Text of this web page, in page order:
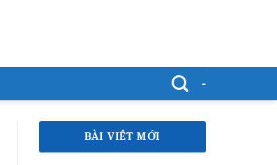
-
BÀI VIẾT MỚI